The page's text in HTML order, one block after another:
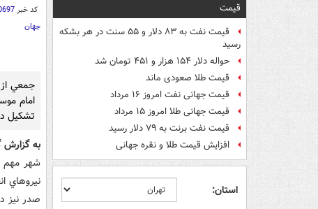
قیمت
قیمت نفت به ۸۳ دلار و ۵۵ سنت در هر بشکه
رسید
حواله دلار ۱۵۴ هزار و ۴۵۱ تومان شد
قیمت طلا صعودی ماند
قیمت جهانی نفت امروز ۱۶ مرداد
قیمت جهانی طلا امروز ۱۵ مرداد
قیمت نفت برنت به ۷۹ دلار رسید
افزایش قیمت طلا و نقره جهانی
استان:
کد خبر
جهان
جمعي
امام
تشکيل
به
شهر مهم
نيروهاي
صدر نيز